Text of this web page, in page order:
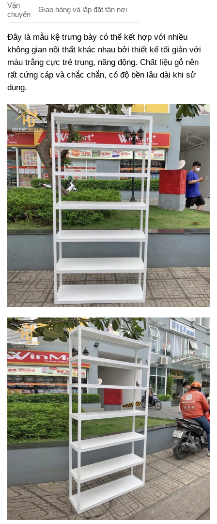
Vận
chuyển
Giao hàng và lắp đặt tận nơi
Đây là mẫu kệ trưng bày có thể kết hợp với nhiều
không gian nội thất khác nhau bởi thiết kế tối giản với
màu trắng cực trẻ trung, năng động. Chất liệu gỗ nên
rất cứng cáp và chắc chắn, có độ bền lâu dài khi sử
dụng.